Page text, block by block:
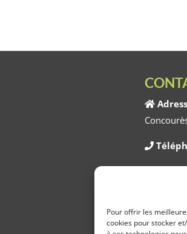
Pour offrir les
cookies pour stocker
12h00 /